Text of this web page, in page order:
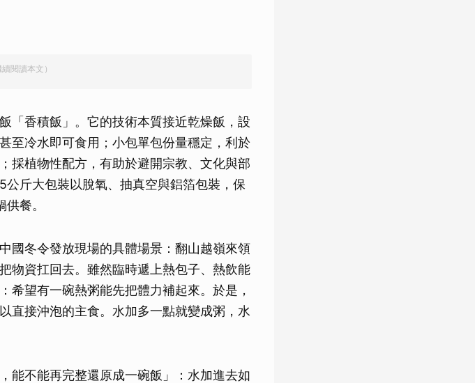
閱讀本文）
「香積飯」。它的技術本質接近乾燥飯，設
至冷水即可食用；小包單包份量穩定，利於
採植物性配方，有助於避開宗教、文化與部
斤大包裝以脫氧、抽真空與鋁箔包裝，保
餐。
國冬令發放現場的具體場景：翻山越嶺來領
物資扛回去。雖然臨時遞上熱包子、熱飲能
希望有一碗熱粥能先把體力補起來。於是，
直接沖泡的主食。水加多一點就變成粥，水
能不能再完整還原成一碗飯」：水加進去如